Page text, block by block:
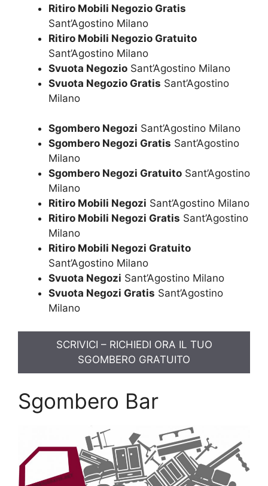
Ritiro Mobili Negozio Gratis
Sant’Agostino Milano
Ritiro Mobili Negozio Gratuito
Sant’Agostino Milano
Svuota Negozio Sant’Agostino Milano
Svuota Negozio Gratis Sant’Agostino
Milano
Sgombero Negozi Sant’Agostino Milano
Sgombero Negozi Gratis Sant’Agostino
Milano
Sgombero Negozi Gratuito Sant’Agostino
Milano
Ritiro Mobili Negozi Sant’Agostino Milano
Ritiro Mobili Negozi Gratis Sant’Agostino
Milano
Ritiro Mobili Negozi Gratuito
Sant’Agostino Milano
Svuota Negozi Sant’Agostino Milano
Svuota Negozi Gratis Sant’Agostino
Milano
SCRIVICI – RICHIEDI ORA IL TUO
SGOMBERO GRATUITO
Sgombero Bar